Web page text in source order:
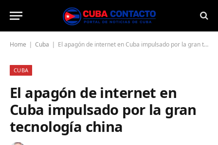
Home Cuba El apagón de internet en Cuba impulsado por la gran tecnología china
CUBA
El apagón de internet en
Cuba impulsado por la gran
tecnología china